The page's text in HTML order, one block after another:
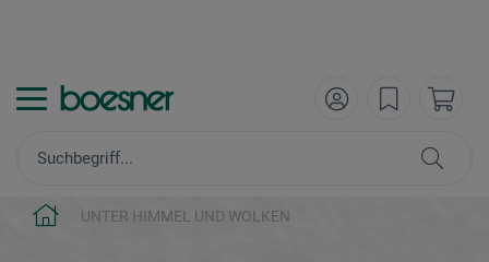
UNTER HIMMEL UND WOLKEN